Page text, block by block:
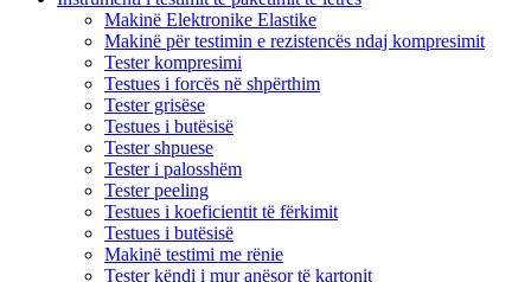
Makinë Elektronike Elastike
Makinë për testimin e rezistencës ndaj kompresimit
Tester kompresimi
Testues i forcës në shpërthim
Tester grisëse
Testues i butësisë
Tester shpuese
Tester i palosshëm
Tester peeling
Testues i koeficientit të fërkimit
Testues i butësisë
Makinë testimi me rënie
Tester këndi i mur anësor të kartonit